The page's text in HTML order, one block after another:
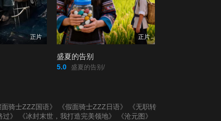
正片 正片
盛夏的告别
5.0 盛夏的告别/
骑士ZZZ国语》 《假面骑士ZZZ日语》
《无职转
》
《冰封末世，我打造完美领地》
《沧元图》